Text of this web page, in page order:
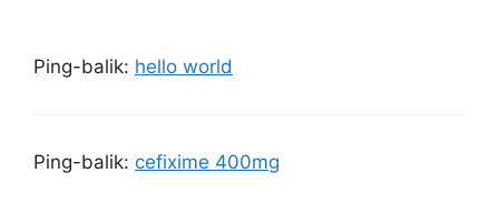
Ping-balik: hello world
Ping-balik: cefixime 400mg